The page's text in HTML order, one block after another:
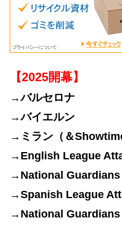
【2025開幕】
→バルセロナ
→バイエルン
→ ミラン（＆
→ English League
→ National Guardians
→Spanish League
→ National Guardians